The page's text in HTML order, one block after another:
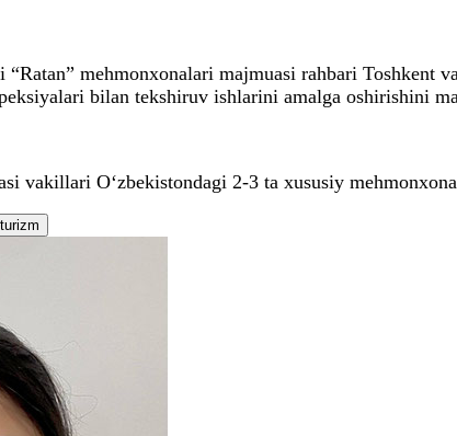
mehmonxonalari majmuasi rahbari Toshkent
bilan tekshiruv ishlarini amalga oshirishini
vakillari O‘zbekistondagi 2-3 ta xususiy